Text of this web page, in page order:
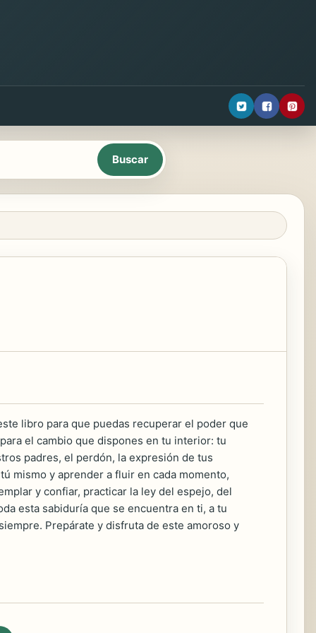
libro para que puedas recuperar el poder que
el cambio que dispones en tu interior: tu
padres, el perdón, la expresión de tus
mismo y aprender a fluir en cada momento,
y confiar, practicar la ley del espejo, del
esta sabiduría que se encuentra en ti, a tu
Prepárate y disfruta de este amoroso y